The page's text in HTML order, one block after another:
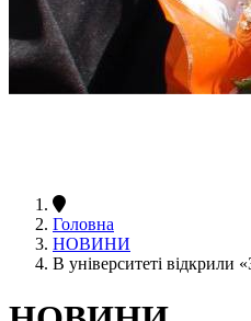
Головна
НОВИНИ
В університеті відкрили